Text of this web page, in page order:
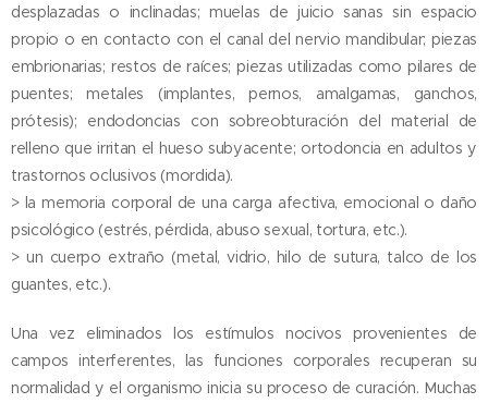
desplazadas o inclinadas; muelas de juicio sanas sin espacio
propio o en contacto con el canal del nervio mandibular; piezas
embrionarias; restos de raíces; piezas utilizadas como pilares de
puentes; metales (implantes, pernos, amalgamas, ganchos,
prótesis); endodoncias con sobreobturación del material de
relleno que irritan el hueso subyacente; ortodoncia en adultos y
trastornos oclusivos (mordida).
> la memoria corporal de una carga afectiva, emocional o daño
psicológico (estrés, pérdida, abuso sexual, tortura, etc.).
> un cuerpo extraño (metal, vidrio, hilo de sutura, talco de los
guantes, etc.).
Una vez eliminados los estímulos nocivos provenientes de
campos interferentes, las funciones corporales recuperan su
normalidad y el organismo inicia su proceso de curación. Muchas